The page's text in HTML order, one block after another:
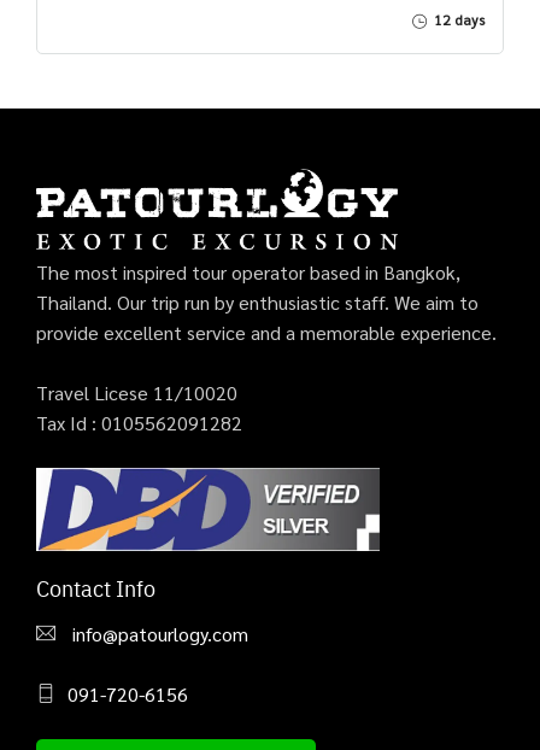
12 days
The most inspired tour operator based in Bangkok,
Thailand. Our trip run by enthusiastic staff. We aim to
provide excellent service and a memorable experience.
Travel Licese 11/10020
Tax Id : 0105562091282
Contact Info
info@patourlogy.com
091-720-6156